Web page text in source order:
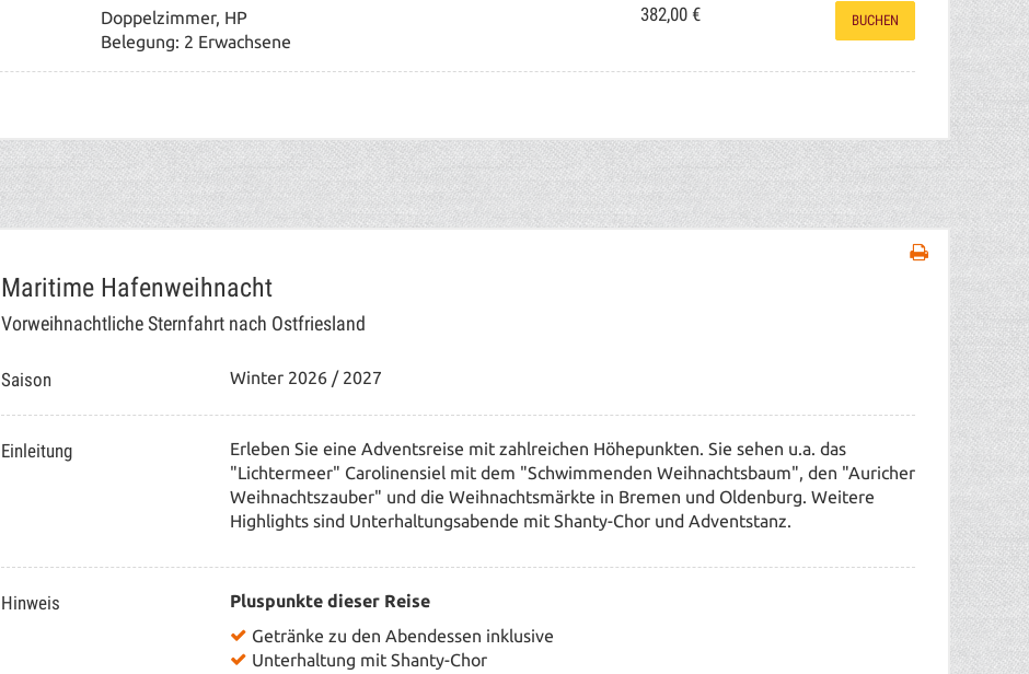
Doppelzimmer, HP
Belegung: 2 Erwachsene
382,00 € BUCHEN
Maritime Hafenweihnacht
Vorweihnachtliche Sternfahrt nach Ostfriesland
Saison Winter 2026 / 2027
Einleitung
Erleben Sie eine Adventsreise mit zahlreichen Höhepunkten. Sie sehen u.a. das
"Lichtermeer" Carolinensiel mit dem "Schwimmenden Weihnachtsbaum", den "Auricher
Weihnachtszauber" und die Weihnachtsmärkte in Bremen und Oldenburg. Weitere
Highlights sind Unterhaltungsabende mit Shanty-Chor und Adventstanz.
Hinweis
Pluspunkte dieser Reise
Getränke zu den Abendessen inklusive
Unterhaltung mit Shanty-Chor